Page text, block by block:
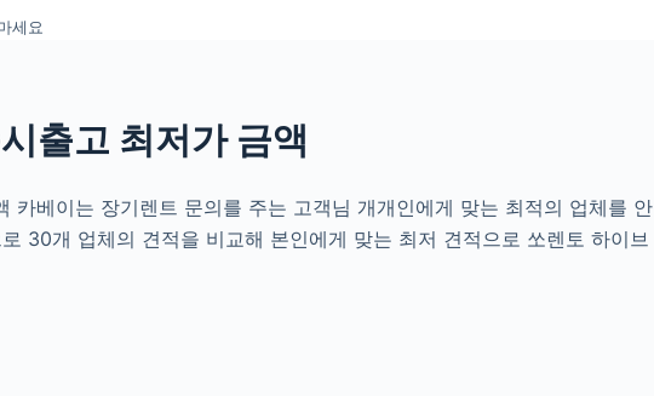
세요
출고 최저가 금액
카베이는 장기렌트 문의를 주는 고객님 개개인에게 맞는 최적의 업체를 안
30개 업체의 견적을 비교해 본인에게 맞는 최저 견적으로 쏘렌토 하이브